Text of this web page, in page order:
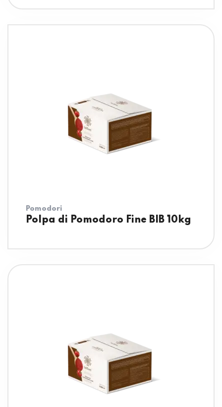
Pomodori
Polpa di Pomodoro Fine BIB 10kg